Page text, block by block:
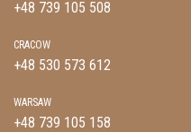
+48 739 105 508
CRACOW
+48 530 573 612
WARSAW
+48 739 105 158